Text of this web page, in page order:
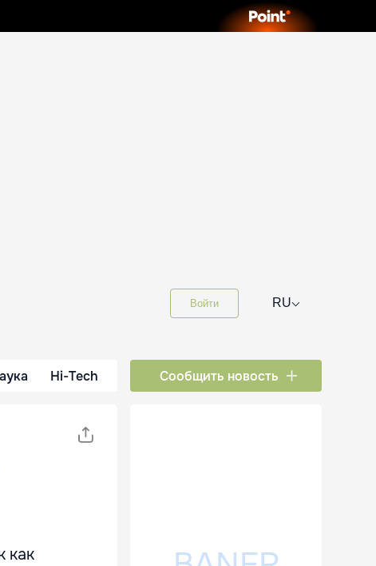
Войти RU⌵
Hi-Tech Сообщить новость
как